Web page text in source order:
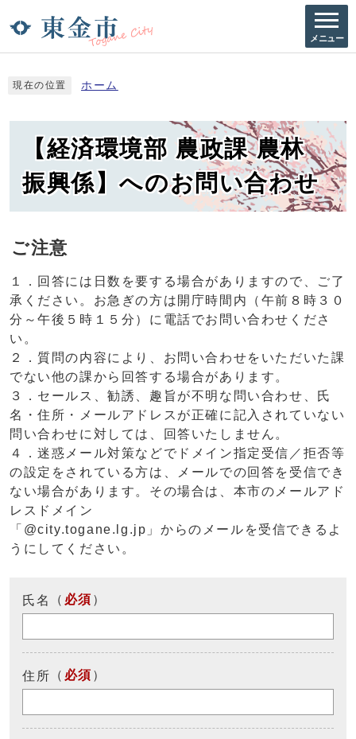
メニュー
現在の位置 ホーム
【経済環境部 農政課 農林
振興係】へのお問い合わせ
ご注意
１．回答には日数を要する場合がありますので、ご了
承ください。お急ぎの方は開庁時間内（午前８時３０
分～午後５時１５分）に電話でお問い合わせくださ
い。
２．質問の内容により、お問い合わせをいただいた課
でない他の課から回答する場合があります。
３．セールス、勧誘、趣旨が不明な問い合わせ、氏
名・住所・メールアドレスが正確に記入されていない
問い合わせに対しては、回答いたしません。
４．迷惑メール対策などでドメイン指定受信／拒否等
の設定をされている方は、メールでの回答を受信でき
ない場合があります。その場合は、本市のメールアド
レスドメイン
「@city.togane.lg.jp」からのメールを受信できるよ
うにしてください。
氏名 （ 必須 ）
住所 （ 必須 ）